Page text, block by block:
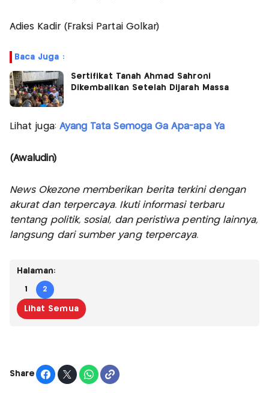
Adies Kadir (Fraksi Partai Golkar)
Baca Juga :
Sertifikat Tanah Ahmad Sahroni
Dikembalikan Setelah Dijarah Massa
Lihat juga: Ayang Tata Semoga Ga Apa-apa Ya
(Awaludin)
News Okezone memberikan berita terkini dengan
akurat dan terpercaya. Ikuti informasi terbaru
tentang politik, sosial, dan peristiwa penting lainnya,
langsung dari sumber yang terpercaya.
Halaman:
1 2
Lihat Semua
Share